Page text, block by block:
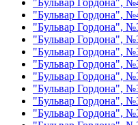
"Бульвар Гордона",
"Бульвар Гордона",
"Бульвар Гордона",
"Бульвар Гордона",
"Бульвар Гордона",
"Бульвар Гордона",
"Бульвар Гордона",
"Бульвар Гордона",
"Бульвар Гордона",